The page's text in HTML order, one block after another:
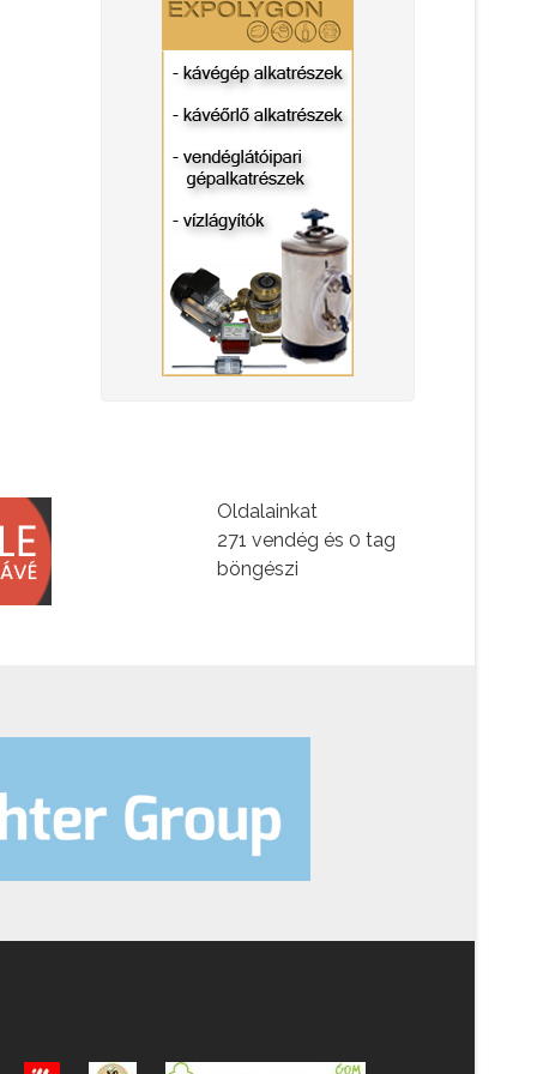
Oldalainkat
271 vendég és 0 tag
böngészi